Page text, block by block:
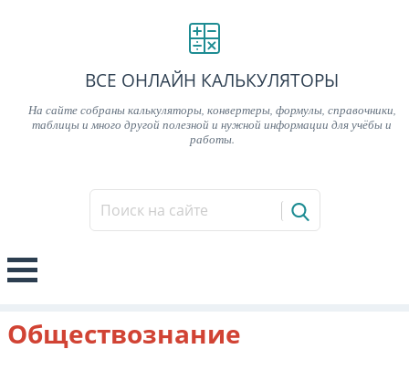
ВСЕ ОНЛАЙН КАЛЬКУЛЯТОРЫ
На сайте собраны калькуляторы, конвертеры, формулы, справочники,
таблицы и много другой полезной и нужной информации для учёбы и
работы.
Обществознание